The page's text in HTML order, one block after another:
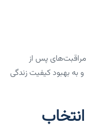
پس از
به بهبود کیفیت زندگی